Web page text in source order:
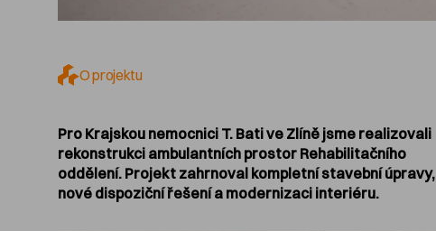
O projektu
Pro Krajskou nemocnici T. Bati ve Zlíně jsme realizovali
rekonstrukci ambulantních prostor Rehabilitačního
oddělení. Projekt zahrnoval kompletní stavební úpravy,
nové dispoziční řešení a modernizaci interiéru.